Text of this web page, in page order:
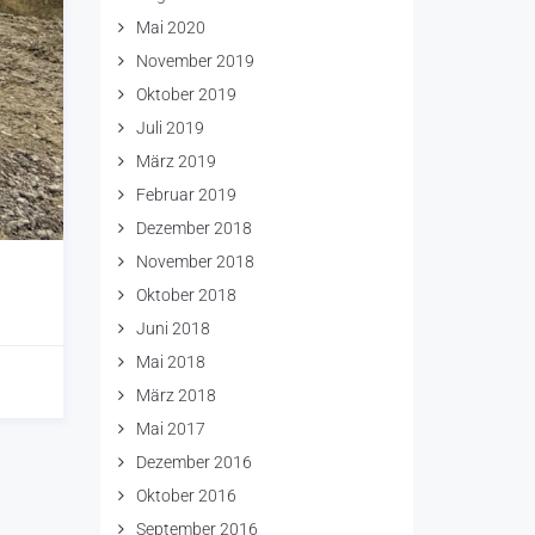
Mai 2020
November 2019
Oktober 2019
Juli 2019
März 2019
Februar 2019
Dezember 2018
November 2018
Oktober 2018
Juni 2018
Mai 2018
März 2018
Mai 2017
Dezember 2016
Oktober 2016
September 2016